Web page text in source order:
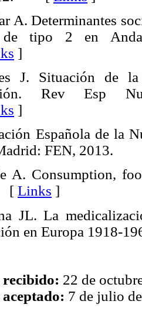
A. Determinantes
tipo 2 en
]
J. Situación de la
Rev Esp
]
Española de la
Madrid: FEN,
A. Consumption,
[ Links ]
JL. La
en Europa
recibido: 22 de
7 de julio